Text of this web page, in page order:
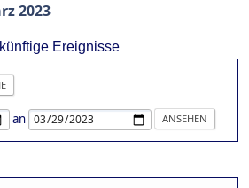
2023
Ereignisse
an